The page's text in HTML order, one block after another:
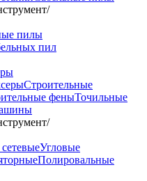
/
пилы
пил
Строительные
феныТочильные
/
Угловые
Полировальные